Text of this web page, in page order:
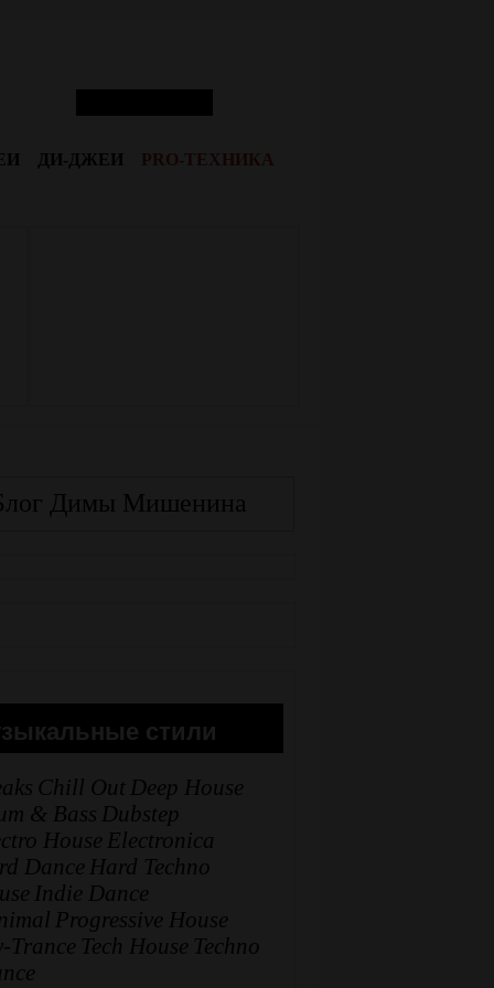
ДИ-ДЖЕИ
Димы Мишенина
стили
Chill Out Deep House
& Bass Dubstep
House Electronica
Dance Hard Techno
Indie Dance
Progressive House
Trance Tech House Techno